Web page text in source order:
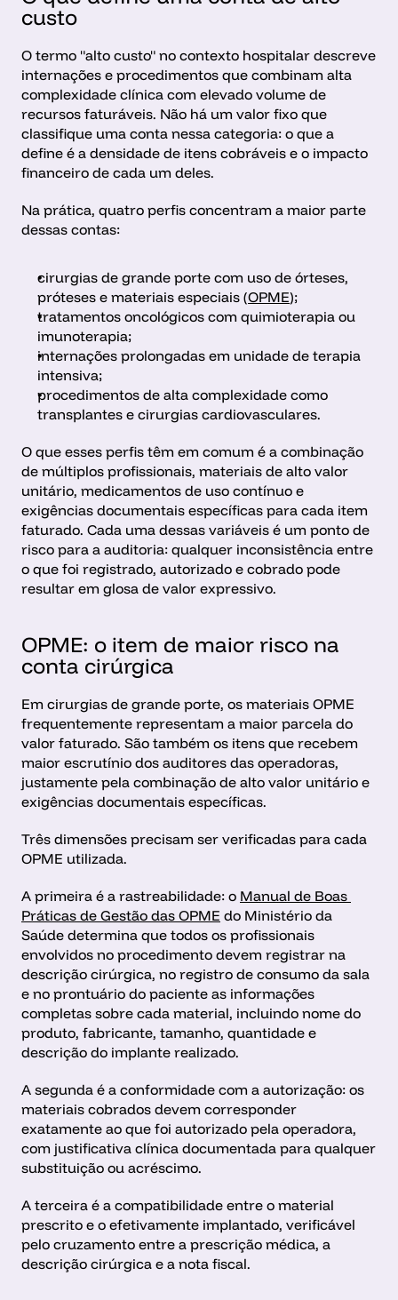
custo
O termo "alto custo" no contexto hospitalar descreve
internações e procedimentos que combinam alta
complexidade clínica com elevado volume de
recursos faturáveis. Não há um valor fixo que
classifique uma conta nessa categoria: o que a
define é a densidade de itens cobráveis e o impacto
financeiro de cada um deles.
Na prática, quatro perfis concentram a maior parte
dessas contas:
cirurgias de grande porte com uso de órteses,
próteses e materiais especiais (OPME);
tratamentos oncológicos com quimioterapia ou
imunoterapia;
internações prolongadas em unidade de terapia
intensiva;
procedimentos de alta complexidade como
transplantes e cirurgias cardiovasculares.
O que esses perfis têm em comum é a combinação
de múltiplos profissionais, materiais de alto valor
unitário, medicamentos de uso contínuo e
exigências documentais específicas para cada item
faturado. Cada uma dessas variáveis é um ponto de
risco para a auditoria: qualquer inconsistência entre
o que foi registrado, autorizado e cobrado pode
resultar em glosa de valor expressivo.
OPME: o item de maior risco na
conta cirúrgica
Em cirurgias de grande porte, os materiais OPME
frequentemente representam a maior parcela do
valor faturado. São também os itens que recebem
maior escrutínio dos auditores das operadoras,
justamente pela combinação de alto valor unitário e
exigências documentais específicas.
Três dimensões precisam ser verificadas para cada
OPME utilizada.
A primeira é a rastreabilidade: o Manual de Boas
Práticas de Gestão das OPME do Ministério da
Saúde determina que todos os profissionais
envolvidos no procedimento devem registrar na
descrição cirúrgica, no registro de consumo da sala
e no prontuário do paciente as informações
completas sobre cada material, incluindo nome do
produto, fabricante, tamanho, quantidade e
descrição do implante realizado.
A segunda é a conformidade com a autorização: os
materiais cobrados devem corresponder
exatamente ao que foi autorizado pela operadora,
com justificativa clínica documentada para qualquer
substituição ou acréscimo.
A terceira é a compatibilidade entre o material
prescrito e o efetivamente implantado, verificável
pelo cruzamento entre a prescrição médica, a
descrição cirúrgica e a nota fiscal.